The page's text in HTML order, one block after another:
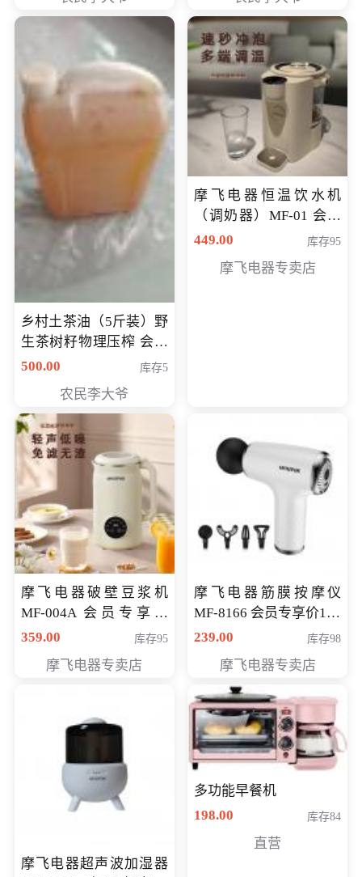
乡村土茶油（5斤装）野
生茶树籽物理压榨 会员
专享价400元
500.00 库存5
农民李大爷
摩飞电器恒温饮水机
（调奶器）MF-01 会员
专享价366元
449.00 库存95
摩飞电器专卖店
摩飞电器破壁豆浆机
MF-004A 会员专享价
168元
359.00 库存95
摩飞电器专卖店
摩飞电器筋膜按摩仪
MF-8166 会员专享价168
元
239.00 库存98
摩飞电器专卖店
摩飞电器超声波加湿器
多功能早餐机
198.00
库存84
直营